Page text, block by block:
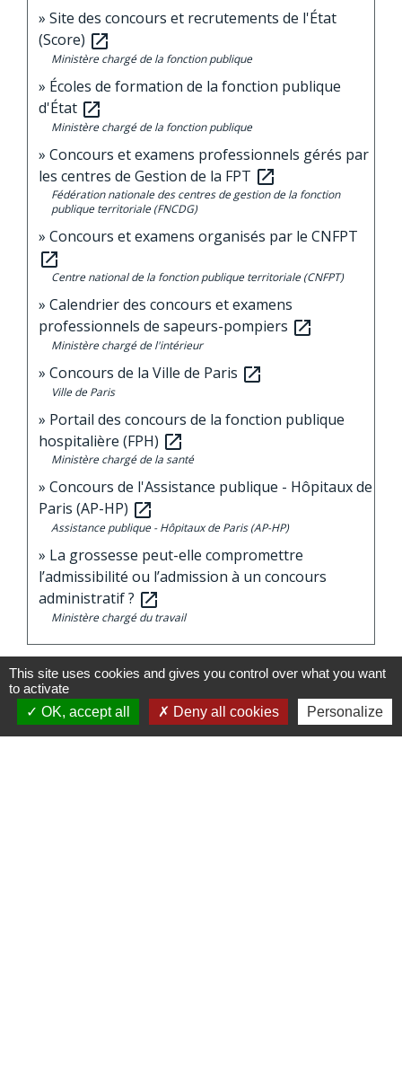
Site des concours et recrutements de l'État
(Score) open_in_new
Ministère chargé de la fonction publique
Écoles de formation de la fonction publique
d'État open_in_new
Ministère chargé de la fonction publique
Concours et examens professionnels gérés par
les centres de Gestion de la FPT open_in_new
Fédération nationale des centres de gestion de la fonction
publique territoriale (FNCDG)
Concours et examens organisés par le CNFPT
open_in_new
Centre national de la fonction publique territoriale (CNFPT)
Calendrier des concours et examens
professionnels de sapeurs-pompiers open_in_new
Ministère chargé de l'intérieur
Concours de la Ville de Paris open_in_new
Ville de Paris
Portail des concours de la fonction publique
hospitalière (FPH) open_in_new
Ministère chargé de la santé
Concours de l'Assistance publique - Hôpitaux de
Paris (AP-HP) open_in_new
Assistance publique - Hôpitaux de Paris (AP-HP)
La grossesse peut-elle compromettre
l’admissibilité ou l’admission à un concours
administratif ? open_in_new
Ministère chargé du travail
Signaler une erreur sur cette page
This site uses cookies and gives you control over what you want
to activate
OK, accept all
Deny all cookies Personalize